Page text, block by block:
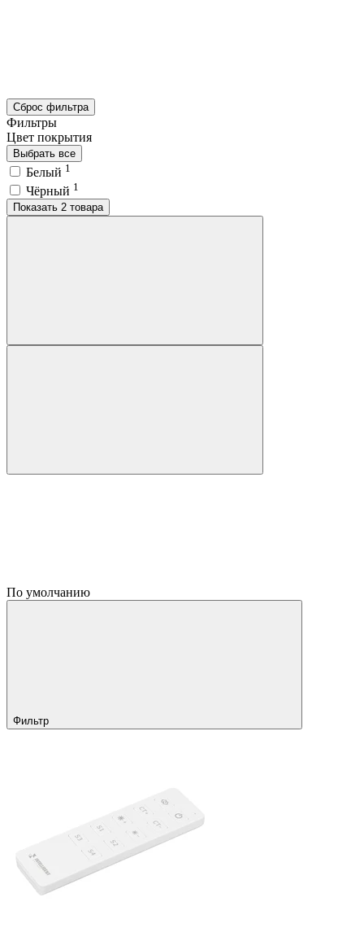
Сброс фильтра
Фильтры
Цвет покрытия
Выбрать все
Белый 1
Чёрный 1
Показать 2 товара
По умолчанию
Фильтр